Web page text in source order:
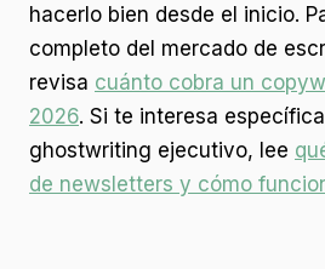
hacerlo bien desde el inicio.
completo del mercado de
revisa cuánto cobra un
2026. Si te interesa
ghostwriting ejecutivo, lee
de newsletters y cómo